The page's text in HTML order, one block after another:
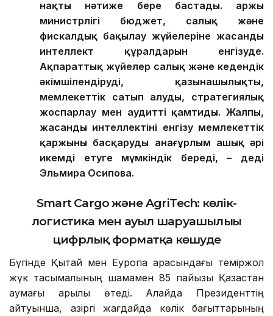
нақты нәтиже бере бастады. Қаржы
министрлігі бюджет, салық және
фискалдық бақылау жүйелеріне жасанды
интеллект құралдарын енгізуде.
Ақпараттық жүйелер салық және кедендік
әкімшілендіруді, қазынашылықты,
мемлекеттік сатып алуды, стратегиялық
жоспарлау мен аудитті қамтиды. Жалпы,
жасанды интеллектіні енгізу мемлекеттік
қаржыны басқаруды анағұрлым ашық әрі
икемді етуге мүмкіндік береді, – деді
Эльмира Осипова.
Smart Cargo және AgriTech: көлік-
логистика мен ауыл шаруашылығы
цифрлық форматқа көшуде
Бүгінде Қытай мен Еуропа арасындағы теміржол
жүк тасымалының шамамен 85 пайызы Қазақстан
аумағы арқылы өтеді. Алайда Президенттің
айтуынша, қазіргі жағдайда көлік бағыттарының